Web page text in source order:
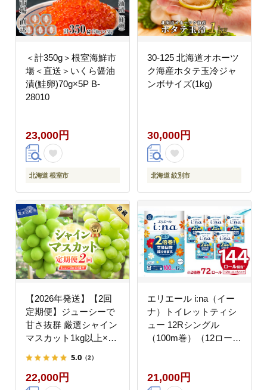
＜計350g＞根室海鮮市
場＜直送＞いくら醤油
漬(鮭卵)70g×5P B-
28010
23,000円
北海道 根室市
30-125 北海道オホーツ
ク海産ホタテ玉冷ジャ
ンボサイズ(1kg)
30,000円
北海道 紋別市
【2026年発送】【2回
定期便】ジューシーで
甘さ抜群 厳選シャイン
マスカット1kg以上×2
5.0 （2）
22,000円
エリエール i:na（イー
ナ）トイレットティシ
ュー 12Rシングル
（100m巻）（12ロール
005】
21,000円